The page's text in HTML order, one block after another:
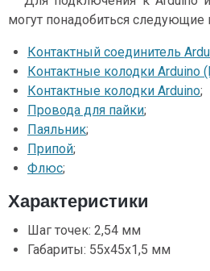
могут понадобиться следующие
Контактный соединитель
Контактные колодки Arduino
Контактные колодки Arduino;
Провода для пайки;
Паяльник;
Припой;
Флюс;
Характеристики
Шаг точек: 2,54 мм
Габариты: 55х45х1,5 мм